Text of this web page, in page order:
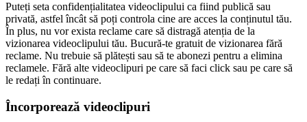
Puteți seta confidențialitatea videoclipului ca fiind publică sau
privată, astfel încât să poți controla cine are acces la conținutul tău.
În plus, nu vor exista reclame care să distragă atenția de la
vizionarea videoclipului tău. Bucură-te gratuit de vizionarea fără
reclame. Nu trebuie să plătești sau să te abonezi pentru a elimina
reclamele. Fără alte videoclipuri pe care să faci click sau pe care să
le redați în continuare.
Încorporează videoclipuri